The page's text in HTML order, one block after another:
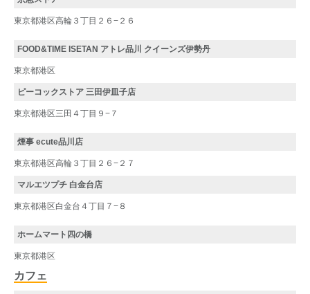
東京都港区高輪３丁目２６−２６
FOOD&TIME ISETAN アトレ品川 クイーンズ伊勢丹
東京都港区
ピーコックストア 三田伊皿子店
東京都港区三田４丁目９−７
煙事 ecute品川店
東京都港区高輪３丁目２６−２７
マルエツプチ 白金台店
東京都港区白金台４丁目７−８
ホームマート四の橋
東京都港区
カフェ